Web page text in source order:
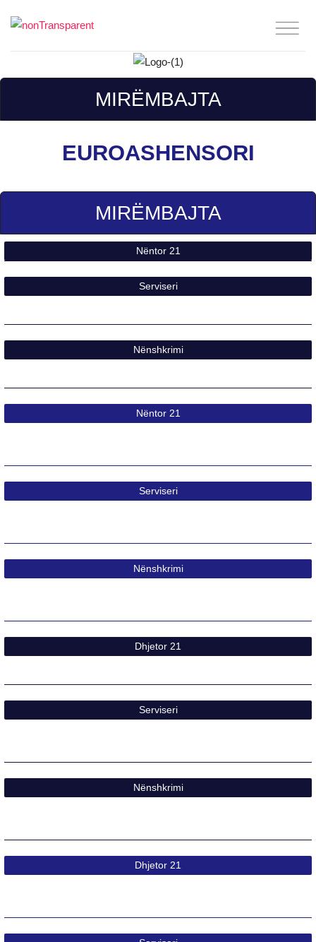
MIRËMBAJTA
EUROASHENSORI
MIRËMBAJTA
Nëntor 21
Serviseri
Nënshkrimi
Nëntor 21
Serviseri
Nënshkrimi​
Dhjetor 21
Serviseri
Nënshkrimi
Dhjetor 21